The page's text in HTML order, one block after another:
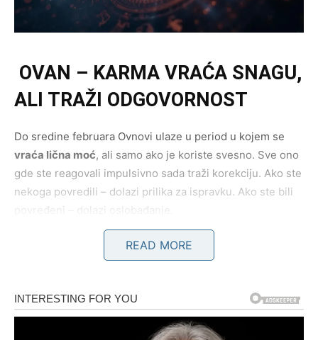
OVAN – KARMA VRAĆA SNAGU,
ALI TRAŽI ODGOVORNOST
Do sredine februara Ovnovi ulaze u period u kojem se
vraća lična moć, ali samo ako je koriste svesno. Sve ono
gde ste reagovali impulsivno sada traži korekciju. Ako ste
nekoga povredili – dolazi prilika za ispravku. Ako ste bili
povređeni – dolazi oslobađanje.
Snaga bez svesti postaje teret.
Osećaj slobode kada prestanete da se borite
BIK – KARMA NAGRAĐUJE
READ MORE